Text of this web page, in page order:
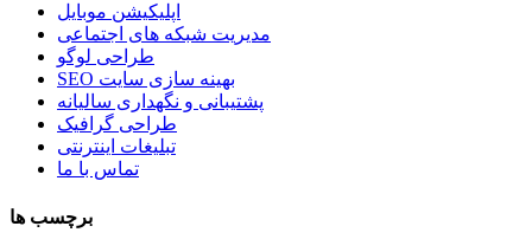
اپلیکیشن موبایل
مدیریت شبکه های اجتماعی
طراحی لوگو
SEO بهینه سازی سایت
پشتیبانی و نگهداری سالیانه
طراحی گرافیک
تبلیغات اینترنتی
تماس با ما
برچسب ها